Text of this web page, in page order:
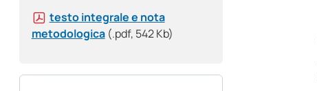
testo integrale e nota
metodologica (.pdf, 542 Kb)